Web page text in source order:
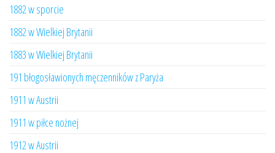
1882 w sporcie
1882 w Wielkiej Brytanii
1883 w Wielkiej Brytanii
191 błogosławionych męczenników z Paryża
1911 w Austrii
1911 w piłce nożnej
1912 w Austrii